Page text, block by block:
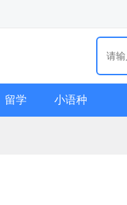
留学 小语种